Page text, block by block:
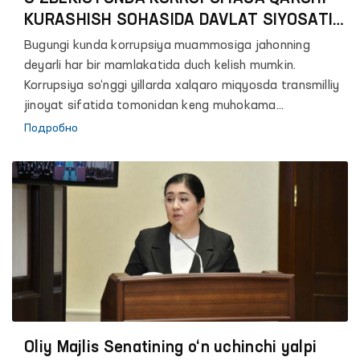
KURASHISH SOHASIDA DAVLAT SIYOSATINI
TAKOMILLASHTIRTISH MASALALARI
Bugungi kunda korrupsiya muammosiga jahonning
deyarli har bir mamlakatida duch kelish mumkin.
Korrupsiya so‘nggi yillarda xalqaro miqyosda transmilliy
jinoyat sifatida tomonidan keng muhokama
qilinayotgan mavzulardan biridir.
Подробно
Oliy Majlis Senatining o‘n uchinchi yalpi